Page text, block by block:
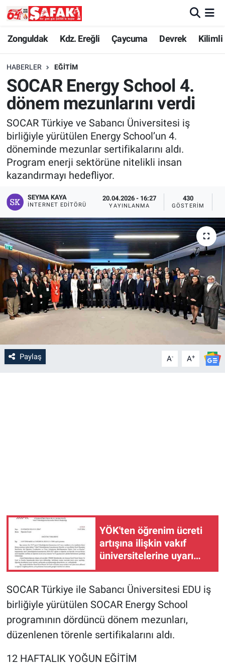
Zonguldak Kdz. Ereğli Çaycuma Devrek Kilimli
HABERLER EĞITIM
SOCAR Energy School 4.
dönem mezunlarını verdi
SOCAR Türkiye ve Sabancı Üniversitesi iş
birliğiyle yürütülen Energy School’un 4.
döneminde mezunlar sertifikalarını aldı.
Program enerji sektörüne nitelikli insan
kazandırmayı hedefliyor.
SEYMA KAYA
İNTERNET EDITÖRÜ
20.04.2026 - 16:27
YAYINLANMA
430
GÖSTERIM
Paylaş A- A+
YÖK'ten öğrenim ücreti
artışına ilişkin vakıf
üniversitelerine uyarı
SOCAR Türkiye ile Sabancı Üniversitesi EDU iş
birliğiyle yürütülen SOCAR Energy School
programının dördüncü dönem mezunları,
düzenlenen törenle sertifikalarını aldı.
12 HAFTALIK YOĞUN EĞİTİM
Zonguldak
Kdz. Ereğli
Çaycuma
Kilimli
Asayiş
Spor
Resmi İlan
Zonguldak Nöbetçi Eczaneler
Zonguldak Hava Durumu
Zonguldak Namaz Vakitleri
Zonguldak Trafik Yoğunluk Haritası
Süper Lig Puan Durumu ve Fikstür
Tüm Manşetler
Son Dakika Haberleri
Haber Arşivi